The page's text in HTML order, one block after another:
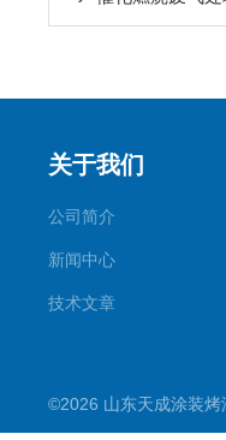
关于我们
公司简介
新闻中心
技术文章
©2026 山东天成涂装